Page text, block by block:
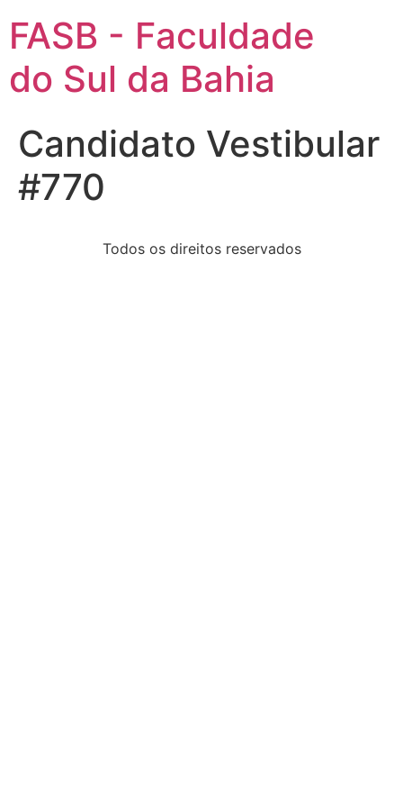
FASB - Faculdade
do Sul da Bahia
Candidato Vestibular
#770
Todos os direitos reservados